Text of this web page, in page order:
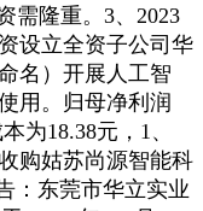
需隆重。3、2023
设立全资子公司华
名）开展人工智
用。归母净利润
为18.38元，1、
购姑苏尚源智能科
：东莞市华立实业